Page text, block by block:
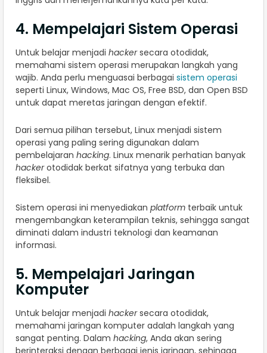
4. Mempelajari Sistem Operasi
Untuk belajar menjadi hackersecara otodidak,
memahami sistem operasi merupakan langkah yang
wajib. Anda perlu menguasai berbagai sistem operasi
seperti Linux, Windows, Mac OS, Free BSD, dan Open BSD
untuk dapat meretas jaringan dengan efektif.
Dari semua pilihan tersebut, Linux menjadi sistem
operasi yang paling sering digunakan dalam
pembelajaran hacking. Linux menarik perhatian banyak
hackerotodidak berkat sifatnya yang terbuka dan
fleksibel.
Sistem operasi ini menyediakan platform terbaik untuk
mengembangkan keterampilan teknis, sehingga sangat
diminati dalam industri teknologi dan keamanan
informasi.
5. Mempelajari Jaringan
Komputer
Untuk belajar menjadi hackersecara otodidak,
memahami jaringan komputer adalah langkah yang
sangat penting. Dalam hacking, Anda akan sering
berinteraksi dengan berbagai jenis jaringan, sehingga